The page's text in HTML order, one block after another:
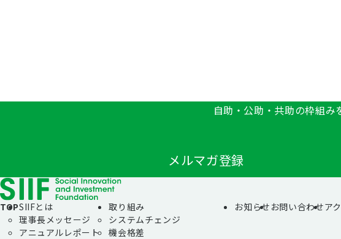
自助・公助・共助の枠組
メルマガ登録
TOPSIIFとは
理事長メッセージ
アニュアルレポート
取り組み
システムチェンジ
機会格差
お知らせ お問い合わせア